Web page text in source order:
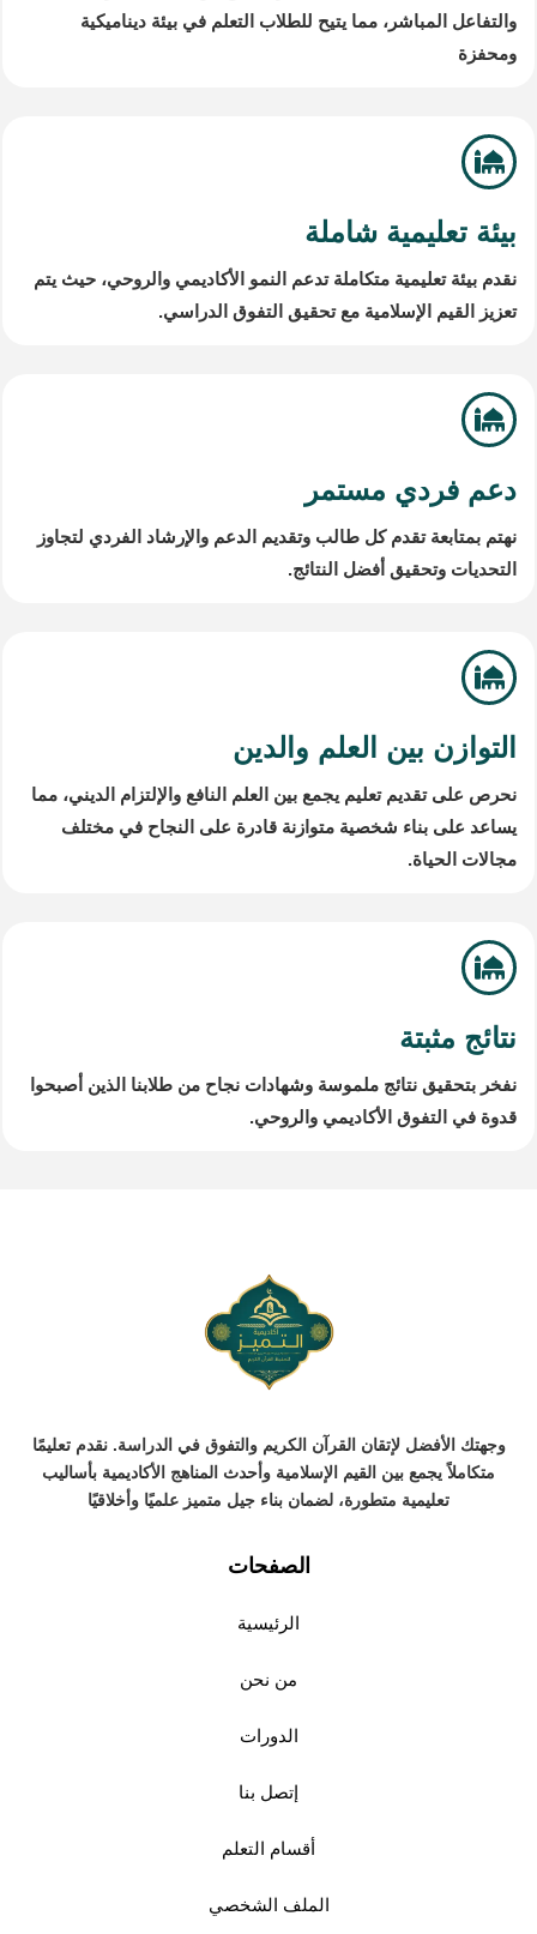
والتفاعل المباشر، مما يتيح للطلاب التعلم في بيئة ديناميكية
ومحفزة
بيئة تعليمية شاملة
نقدم بيئة تعليمية متكاملة تدعم النمو الأكاديمي والروحي، حيث يتم
تعزيز القيم الإسلامية مع تحقيق التفوق الدراسي.
دعم فردي مستمر
نهتم بمتابعة تقدم كل طالب وتقديم الدعم والإرشاد الفردي لتجاوز
التحديات وتحقيق أفضل النتائج.
التوازن بين العلم والدين
نحرص على تقديم تعليم يجمع بين العلم النافع والإلتزام الديني، مما
يساعد على بناء شخصية متوازنة قادرة على النجاح في مختلف
مجالات الحياة.
نتائج مثبتة
نفخر بتحقيق نتائج ملموسة وشهادات نجاح من طلابنا الذين أصبحوا
قدوة في التفوق الأكاديمي والروحي.
وجهتك الأفضل لإتقان القرآن الكريم والتفوق في الدراسة. نقدم تعليمًا
متكاملاً يجمع بين القيم الإسلامية وأحدث المناهج الأكاديمية بأساليب
تعليمية متطورة، لضمان بناء جيل متميز علميًا وأخلاقيًا
الصفحات
الرئيسية
من نحن
الدورات
إتصل بنا
أقسام التعلم
الملف الشخصي